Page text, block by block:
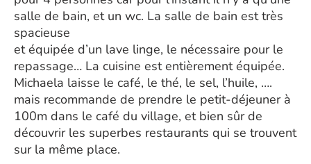
salle de bain, et un wc. La salle de bain est très
spacieuse
et équipée d’un lave linge, le nécessaire pour le
repassage… La cuisine est entièrement équipée.
Michaela laisse le café, le thé, le sel, l’huile, ….
mais recommande de prendre le petit-déjeuner à
100m dans le café du village, et bien sûr de
découvrir les superbes restaurants qui se trouvent
sur la même place.